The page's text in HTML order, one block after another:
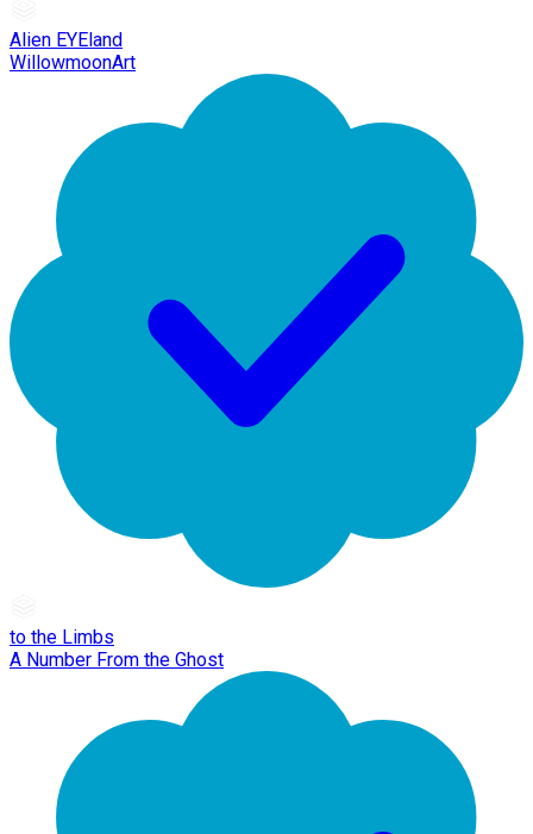
Alien EYEland
WillowmoonArt
to the Limbs
A Number From the Ghost